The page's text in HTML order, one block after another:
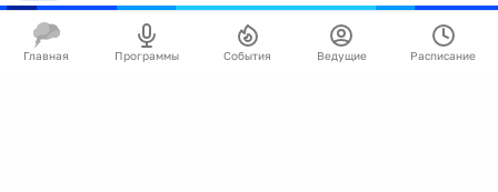
Главная Программы События Ведущие Расписание